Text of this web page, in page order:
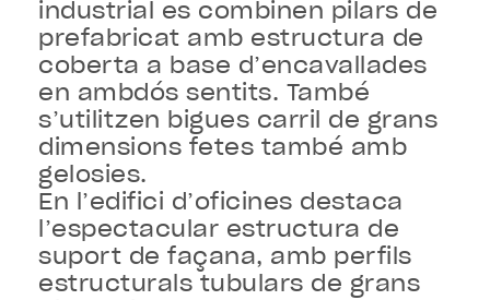
industrial es combinen pilars de
prefabricat amb estructura de
coberta a base d’encavallades
en ambdós sentits. També
s’utilitzen bigues carril de grans
dimensions fetes també amb
gelosies.
En l’edifici d’oficines destaca
l’espectacular estructura de
suport de façana, amb perfils
estructurals tubulars de grans